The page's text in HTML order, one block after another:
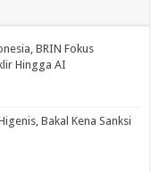
BRIN Fokus
Hingga AI
Bakal Kena Sanksi